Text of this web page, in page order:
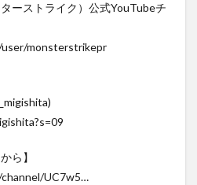
ーストライク）公式YouTubeチ
monsterstrikepr
ら】
UC7w5…